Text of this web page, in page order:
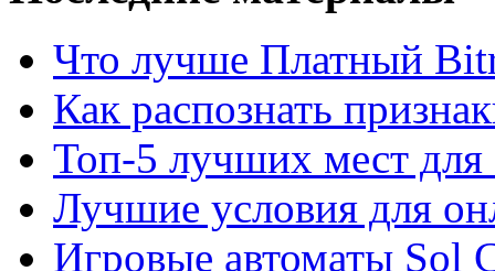
Что лучше Платный
Как распознать
Топ-5 лучших мест для
Лучшие условия для
Игровые автоматы Sol